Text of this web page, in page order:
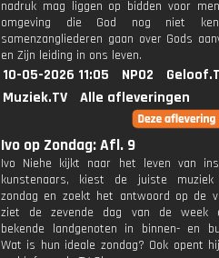
nadruk mag liggen op bidden voor
omgeving die God nog niet
samenzangliederen gaan over Gods
en Zijn leiding in ons leven.
10-05-2026 11:05 NPO2
Muziek.TV
Alle afleveringen
Ivo op Zondag: Afl. 9
Ivo Niehe kijkt naar het leven van
kunstenaars, kiest de juiste
zondag en zoekt het antwoord op de
ziet de zevende dag van de week
bekende landgenoten in binnen- en
Wat is hun ideale zondag? Ook opent